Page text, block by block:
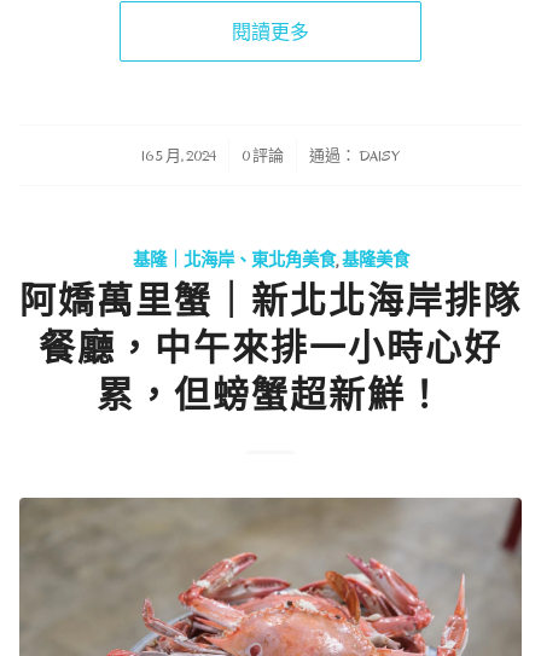
閱讀更多
16 5 月, 2024
/ 0 評論 通過： DAISY
基隆｜北海岸、東北角美食,基隆美食
阿嬌萬里蟹｜新北北海岸排隊
餐廳，中午來排一小時心好
累，但螃蟹超新鮮！